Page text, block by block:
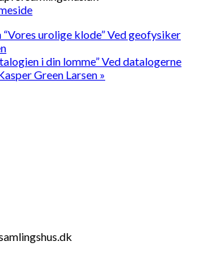
urolige klode” Ved geofysiker
i din lomme” Ved datalogerne
Green Larsen »